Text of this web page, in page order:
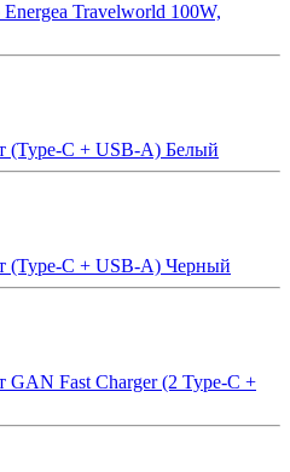
Energea Travelworld 100W,
(Type-C + USB-A) Белый
(Type-C + USB-A) Черный
GAN Fast Charger (2 Type-C +